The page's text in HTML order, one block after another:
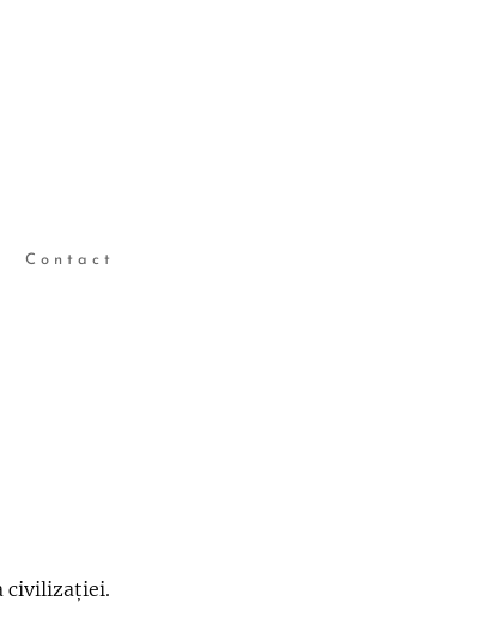
Contact
civilizației.